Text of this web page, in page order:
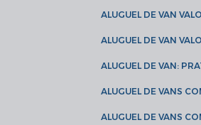
ALUGUEL DE VAN
ALUGUEL DE VAN
ALUGUEL DE VAN:
ALUGUEL DE VANS
ALUGUEL DE VANS